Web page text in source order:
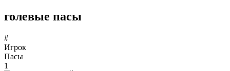
голевые пасы
#
Игрок
Пасы
1